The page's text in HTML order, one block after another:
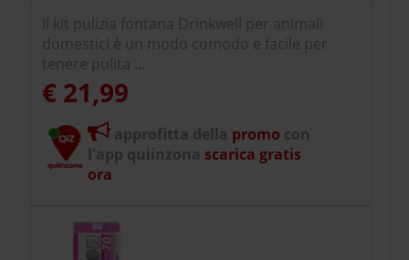
Il kit pulizia fontana Drinkwell per animali
domestici è un modo comodo e facile per
tenere pulita ...
€ 21,99
approfitta della promo con
l'app quiinzona scarica gratis
ora